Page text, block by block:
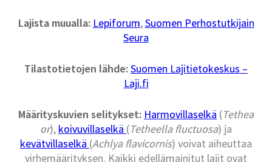
Lajista muualla: Lepiforum,Suomen Perhostutkijain
Seura
Tilastotietojen lähde:Suomen Lajitietokeskus –
Laji.fi
Määrityskuvien selitykset: Harmovillaselkä (Tethea
or), koivuvillaselkä (Tetheella fluctuosa) ja
kevätvillaselkä (Achlya flavicornis) voivat aiheuttaa
virhemäärityksen. Kaikki edellämainitut lajit ovat